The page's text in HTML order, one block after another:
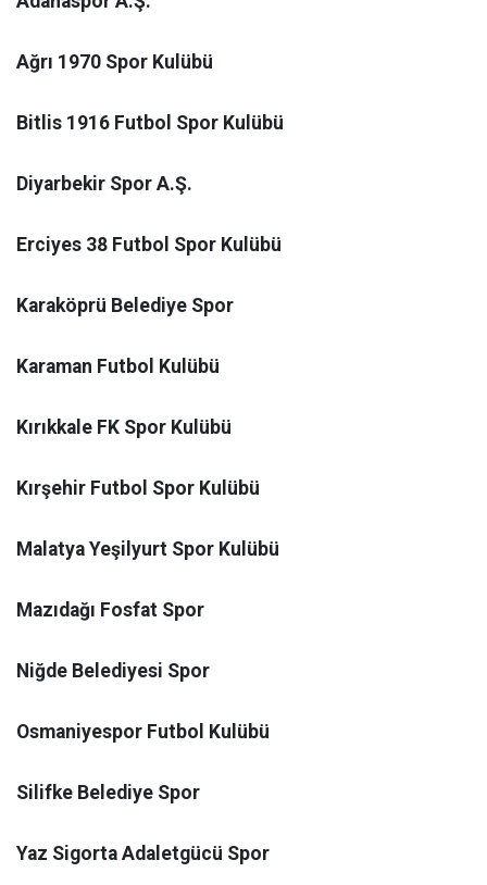
Ağrı 1970 Spor Kulübü
Bitlis 1916 Futbol Spor Kulübü
Diyarbekir Spor A.Ş.
Erciyes 38 Futbol Spor Kulübü
Karaköprü Belediye Spor
Karaman Futbol Kulübü
Kırıkkale FK Spor Kulübü
Kırşehir Futbol Spor Kulübü
Malatya Yeşilyurt Spor Kulübü
Mazıdağı Fosfat Spor
Niğde Belediyesi Spor
Osmaniyespor Futbol Kulübü
Silifke Belediye Spor
Yaz Sigorta Adaletgücü Spor